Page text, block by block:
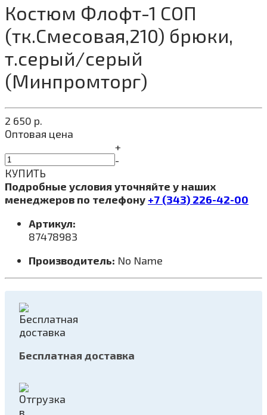
Костюм Флофт-1 СОП
(тк.Смесовая,210) брюки,
т.серый/серый
(Минпромторг)
2 650 р.
Оптовая цена
+
-
КУПИТЬ
Подробные условия уточняйте у наших
менеджеров по телефону +7 (343) 226-42-00
Артикул:
87478983
Производитель: No Name
Бесплатная доставка